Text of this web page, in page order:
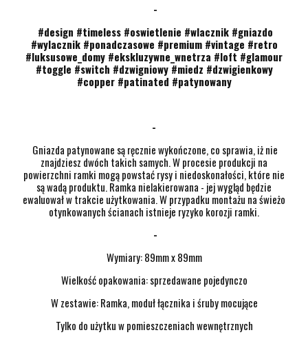
-
#design #timeless #oswietlenie #wlacznik #gniazdo
#wylacznik #ponadczasowe #premium #vintage #retro
#luksusowe_domy #ekskluzywne_wnetrza #loft #glamour
#toggle #switch #dzwigniowy #miedz #dzwigienkowy
#copper #patinated #patynowany
-
Gniazda patynowane są ręcznie wykończone, co sprawia, iż nie
znajdziesz dwóch takich samych. W procesie produkcji na
powierzchni ramki mogą powstać rysy i niedoskonałości, które nie
są wadą produktu. Ramka nielakierowana - jej wygląd będzie
ewaluował w trakcie użytkowania. W przypadku montażu na świeżo
otynkowanych ścianach istnieje ryzyko korozji ramki.
-
Wymiary: 89mm x 89mm
Wielkość opakowania: sprzedawane pojedynczo
W zestawie: Ramka, moduł łącznika i śruby mocujące
Tylko do użytku w pomieszczeniach wewnętrznych